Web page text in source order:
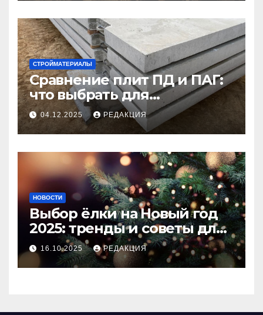
СТРОЙМАТЕРИАЛЫ
Сравнение плит ПД и ПАГ:
что выбрать для
долговечного и прочного
покрытия
04.12.2025 РЕДАКЦИЯ
НОВОСТИ
Выбор ёлки на Новый год
2025: тренды и советы для
идеального праздника
16.10.2025 РЕДАКЦИЯ